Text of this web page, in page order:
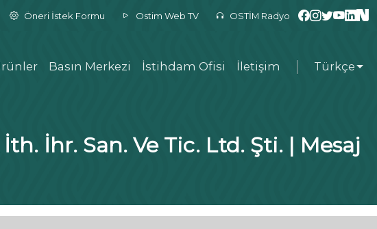
Öneri İstek Formu Ostim Web TV OSTİM Radyo
Basın Merkezi İstihdam Ofisi İletişim Türkçe
İhr. San. Ve Tic. Ltd. Şti. | Mesaj